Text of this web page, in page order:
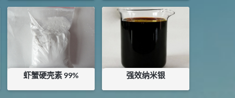
¥10
库存：100KG
¥11
库存：0KG
虾蟹硬壳素 99% 强效纳米银